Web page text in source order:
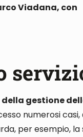
Viadana, con
gestione
numerosi
per esempio, la